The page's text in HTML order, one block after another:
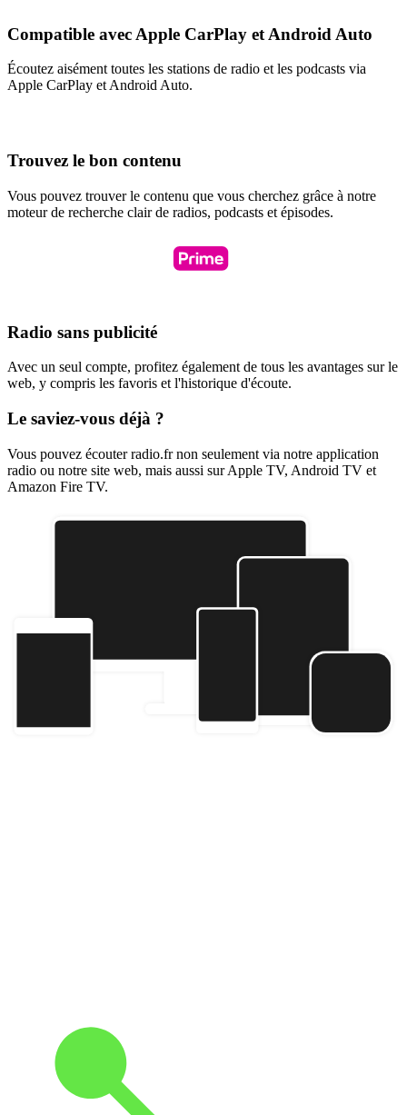
Compatible avec Apple CarPlay et Android Auto
Écoutez aisément toutes les stations de radio et les podcasts via
Apple CarPlay et Android Auto.
Trouvez le bon contenu
Vous pouvez trouver le contenu que vous cherchez grâce à notre
moteur de recherche clair de radios, podcasts et épisodes.
Radio sans publicité
Avec un seul compte, profitez également de tous les avantages sur le
web, y compris les favoris et l'historique d'écoute.
Le saviez-vous déjà ?
Vous pouvez écouter radio.fr non seulement via notre application
radio ou notre site web, mais aussi sur Apple TV, Android TV et
Amazon Fire TV.